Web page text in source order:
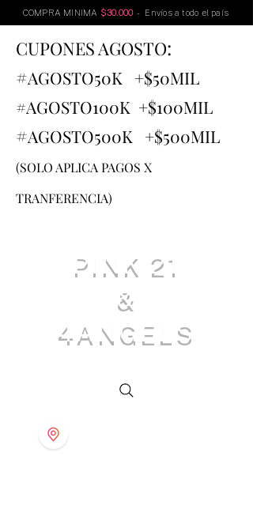
COMPRA MINIMA $30.000 - Envíos a todo el país
CUPONES AGOSTO:
#AGOSTO50K +$50MIL
#AGOSTO100K +$100MIL
#AGOSTO500K +$500MIL
(SOLO APLICA PAGOS X
TRANFERENCIA)
PINK 21
&
4ANGELS